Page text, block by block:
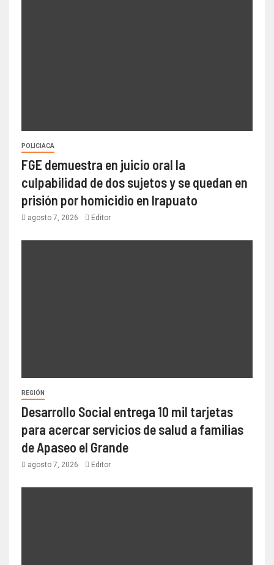
POLICIACA
FGE demuestra en juicio oral la
culpabilidad de dos sujetos y se quedan en
prisión por homicidio en Irapuato
agosto 7, 2026 Editor
REGIÓN
Desarrollo Social entrega 10 mil tarjetas
para acercar servicios de salud a familias
de Apaseo el Grande
agosto 7, 2026 Editor